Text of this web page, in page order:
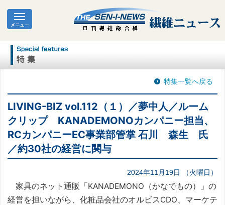
特集一覧へ戻る
LIVING-BIZ vol.112（１）／夢中人／ルーム
クリップ KANADEMONOカンパニー担当、
RCカンパニーEC事業部管掌 石川 森生 氏
／約30社の経営に関与
2024年11月19日 （火曜日）
家具のネット通販「KANADEMONO（かなでもの）」の
経営を担いながら、化粧品会社のオルビスCDO、マーケテ